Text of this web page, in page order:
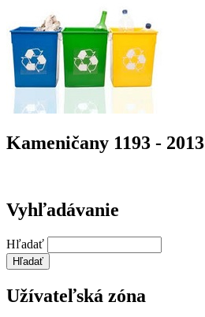
Kameničany 1193 - 2013
Vyhľadávanie
Hľadať
Užívateľská zóna